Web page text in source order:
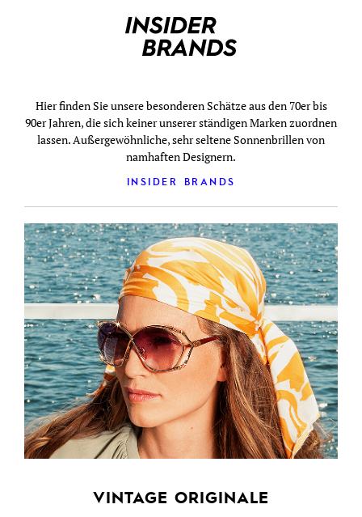
Hier finden Sie unsere besonderen Schätze aus den 70er bis
90er Jahren, die sich keiner unserer ständigen Marken zuordnen
lassen. Außergewöhnliche, sehr seltene Sonnenbrillen von
namhaften Designern.
INSIDER BRANDS
VINTAGE ORIGINALE